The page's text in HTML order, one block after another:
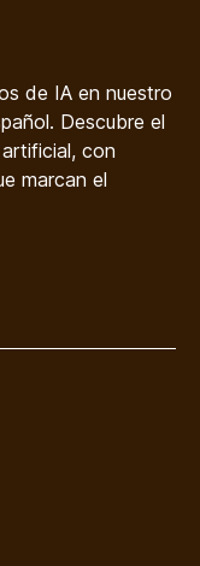
de IA en nuestro
Descubre el
con
marcan el